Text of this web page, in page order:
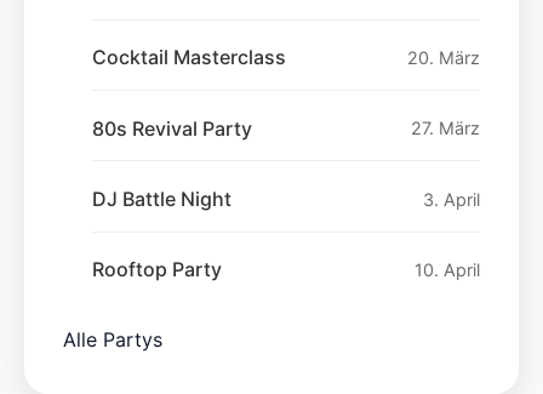
Cocktail Masterclass 20. März
80s Revival Party 27. März
DJ Battle Night 3. April
Rooftop Party 10. April
Alle Partys